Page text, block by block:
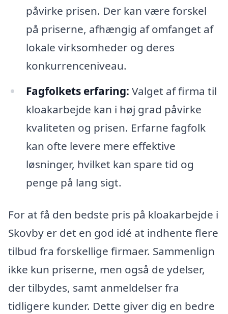
påvirke prisen. Der kan være forskel
på priserne, afhængig af omfanget af
lokale virksomheder og deres
konkurrenceniveau.
Fagfolkets erfaring: Valget af firma til
kloakarbejde kan i høj grad påvirke
kvaliteten og prisen. Erfarne fagfolk
kan ofte levere mere effektive
løsninger, hvilket kan spare tid og
penge på lang sigt.
For at få den bedste pris på kloakarbejde i
Skovby er det en god idé at indhente flere
tilbud fra forskellige firmaer. Sammenlign
ikke kun priserne, men også de ydelser,
der tilbydes, samt anmeldelser fra
tidligere kunder. Dette giver dig en bedre